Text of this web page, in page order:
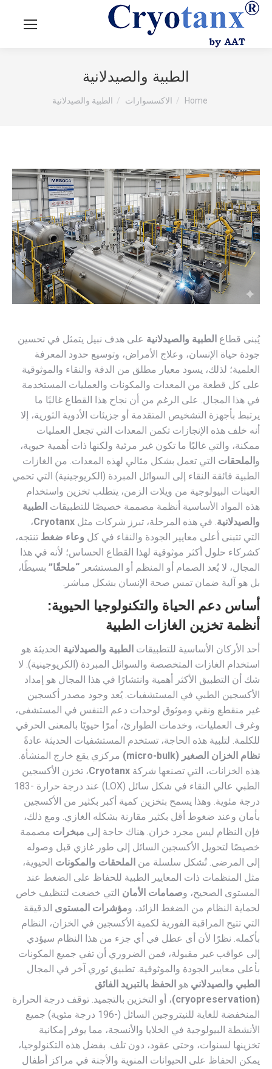
الطبية والصيدلانية
You are here:
Home الاكسسوارات الطبية والصيدلانية
يُبنى قطاع الطبية والصيدلانية على هدف نبيل يتمثل في تحسين
جودة حياة الإنسان، وعلاج الأمراض، وتوسيع حدود المعرفة
العلمية؛ لذلك، يسود معيار مطلق من الدقة والنقاء والموثوقية
على كل قطعة من المعدات والمكونات والعمليات المستخدمة
في هذا المجال. على الرغم من أن نجاح هذا القطاع غالبًا ما
يرتبط بأجهزة التشخيص المتقدمة أو جزيئات الأدوية الثورية، إلا
أنه خلف هذه الإنجازات تكمن المعدات التي تجعل العمليات
ممكنة، والتي غالبًا ما تكون غير مرئية ولكنها ذات أهمية حيوية،
و الملحقات التي تعمل بشكل مثالي لهذه المعدات. من الغازات
الطبية فائقة النقاء إلى السوائل المبردة (الكريوجينية) التي تحمي
العينات البيولوجية من ويلات الزمن، يتطلب تخزين واستخدام
هذه المواد الأساسية أنظمة مصممة خصيصًا للتطبيقات الطبية
والصيدلانية. في هذه المرحلة، تبرز شركات مثل Cryotanx،
التي تتبنى أعلى معايير الجودة والنقاء في كل وعاء ضغط تنتجه،
كشركاء حلول أكثر موثوقية لهذا القطاع الحساس؛ لأنه في هذا
المجال، لا يُعد الصمام أو المنظم أو المستشعر “ملحقًا” بسيطًا،
بل هو آلية ضمان تمس صحة الإنسان بشكل مباشر.
أساس دعم الحياة والتكنولوجيا الحيوية:
أنظمة تخزين الغازات الطبية
أحد الأركان الأساسية للتطبيقات الطبية والصيدلانية الحديثة هو
استخدام الغازات المتخصصة والسوائل المبردة (الكريوجينية). لا
شك أن التطبيق الأكثر أهمية وانتشارًا في هذا المجال هو إمداد
الأكسجين الطبي في المستشفيات. يُعد وجود مصدر أكسجين
غير منقطع ونقي وموثوق لوحدات دعم التنفس في المستشفى،
وغرف العمليات، وخدمات الطوارئ، أمرًا حيويًا بالمعنى الحرفي
للكلمة. لتلبية هذه الحاجة، تستخدم المستشفيات الحديثة عادةً
نظام الخزان الصغير (micro-bulk)
مركزي يقع خارج المنشأة.
هذه الخزانات، التي تصنعها شركة Cryotanx، تخزن الأكسجين
الطبي عالي النقاء في شكل سائل (LOX) عند درجة حرارة -183
درجة مئوية. وهذا يسمح بتخزين كمية أكبر بكثير من الأكسجين
بأمان وعند ضغوط أقل بكثير مقارنة بشكله الغازي. ومع ذلك،
فإن النظام ليس مجرد خزان. هناك حاجة إلى مبخرات مصممة
خصيصًا لتحويل الأكسجين السائل إلى طور غازي قبل وصوله
إلى المرضى. تُشكل سلسلة من الملحقات والمكونات الحيوية،
مثل المنظمات ذات المعايير الطبية للحفاظ على الضغط عند
المستوى الصحيح، وصمامات الأمان التي خضعت لتنظيف خاص
لحماية النظام من الضغط الزائد، ومؤشرات المستوى الدقيقة
التي تتيح المراقبة الفورية لكمية الأكسجين في الخزان، النظام
بأكمله. نظرًا لأن أي عطل في أي جزء من هذا النظام سيؤدي
إلى عواقب غير مقبولة، فمن الضروري أن تفي جميع المكونات
بأعلى معايير الجودة والموثوقية. تطبيق ثوري آخر في المجال
الطبي والصيدلاني هو الحفظ بالتبريد الفائق
(cryopreservation)
، أو التخزين بالتجميد. توقف درجة الحرارة
المنخفضة للغاية للنيتروجين السائل (-196 درجة مئوية) جميع
الأنشطة البيولوجية في الخلايا والأنسجة، مما يوفر إمكانية
تخزينها لسنوات، وحتى عقود، دون تلف. بفضل هذه التكنولوجيا،
يمكن الحفاظ على الحيوانات المنوية والأجنة في مراكز أطفال